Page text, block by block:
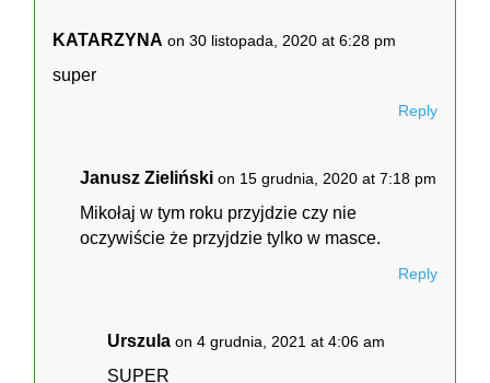
KATARZYNA on 30 listopada, 2020 at 6:28 pm
super
Reply
Janusz Zieliński on 15 grudnia, 2020 at 7:18 pm
Mikołaj w tym roku przyjdzie czy nie
oczywiście że przyjdzie tylko w masce.
Reply
Urszula on 4 grudnia, 2021 at 4:06 am
SUPER